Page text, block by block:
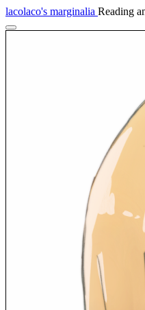
lacolaco's marginalia Reading